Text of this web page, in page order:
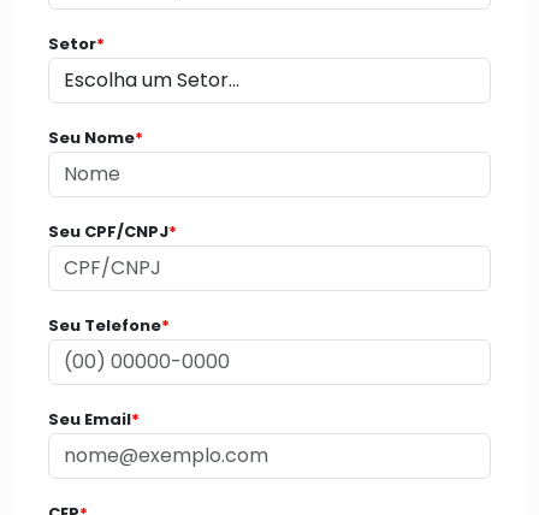
Setor*
Seu Nome*
Seu CPF/CNPJ*
Seu Telefone*
Seu Email*